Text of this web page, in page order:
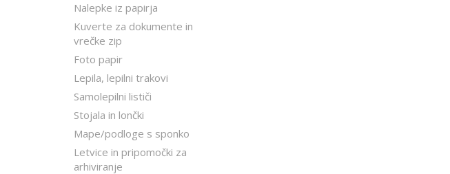
Nalepke iz papirja
Kuverte za dokumente in
vrečke zip
Foto papir
Lepila, lepilni trakovi
Samolepilni lističi
Stojala in lončki
Mape/podloge s sponko
Letvice in pripomočki za
arhiviranje